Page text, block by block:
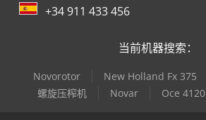
+34 911 433 456
当前机器搜索：
Novorotor New Holland Fx 375
螺旋压榨机
Novar Oce 4120